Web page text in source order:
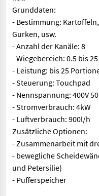
Grunddaten:
- Bestimmung:
Gurken, usw.
- Anzahl der Kanäle: 8
- Wiegebereich: 0.5 bis
- Leistung: bis 25
- Steuerung: Touchpad
- Nennspannung: 400V
- Stromverbrauch: 4kW
- Luftverbrauch: 900l/h
Zusätzliche Optionen:
- Zusammenarbeit mit
- bewegliche
und Petersilie)
- Pufferspeicher